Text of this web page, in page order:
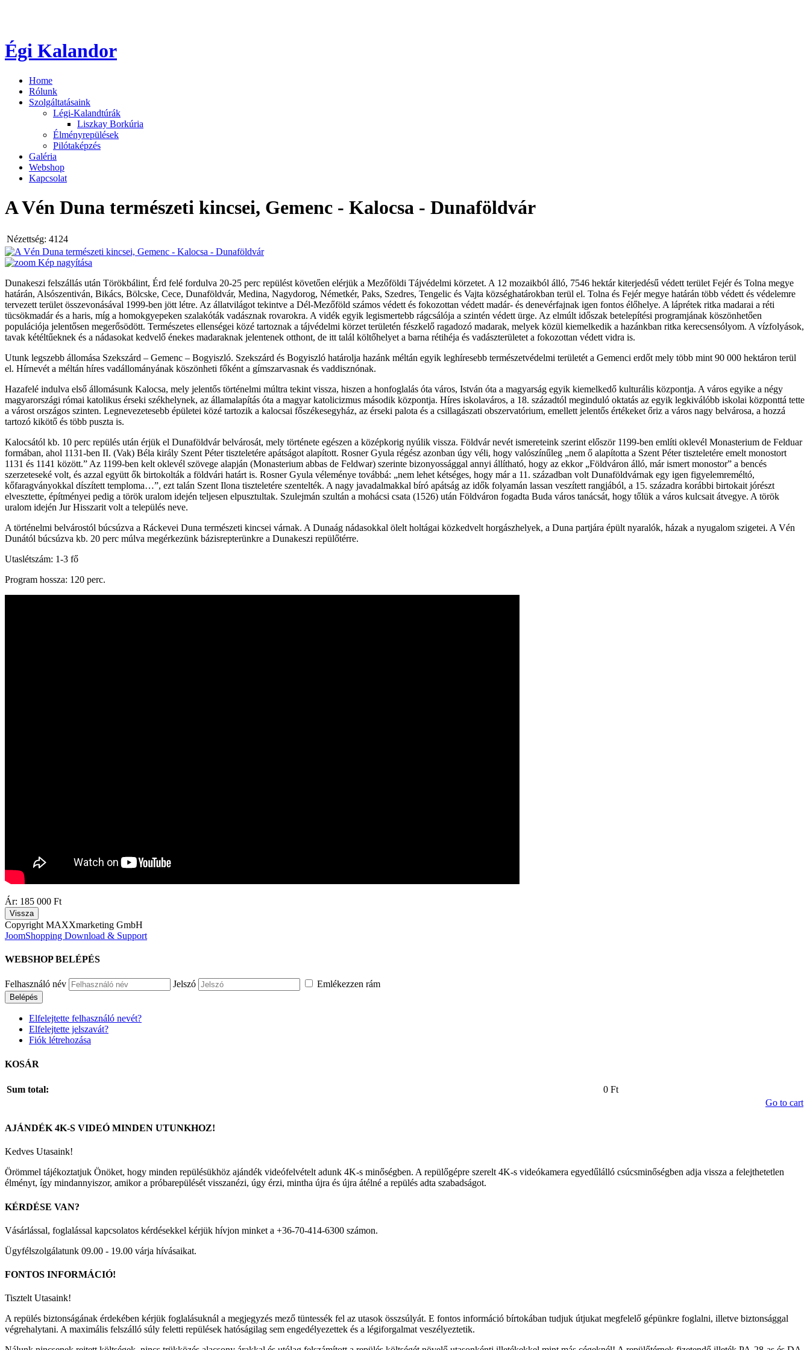
Égi Kalandor
Home
Rólunk
Szolgáltatásaink
Légi-Kalandtúrák
Liszkay Borkúria
Élményrepülések
Pilótaképzés
Galéria
Webshop
Kapcsolat
A Vén Duna természeti kincsei, Gemenc - Kalocsa - Dunaföldvár
Nézettség: 4124
Kép nagyítása
Dunakeszi felszállás után Törökbálint, Érd felé fordulva 20-25 perc repülést követően elérjük a Mezőföldi Tájvédelmi körzetet. A 12 mozaikból álló, 7546 hektár kiterjedésű védett terület Fejér és Tolna megye
határán, Alsószentiván, Bikács, Bölcske, Cece, Dunaföldvár, Medina, Nagydorog, Németkér, Paks, Szedres, Tengelic és Vajta községhatárokban terül el. Tolna és Fejér megye határán több védett és védelemre
tervezett terület összevonásával 1999-ben jött létre. Az állatvilágot tekintve a Dél-Mezőföld számos védett és fokozottan védett madár- és denevérfajnak igen fontos élőhelye. A láprétek ritka madarai a réti
tücsökmadár és a haris, míg a homokgyepeken szalakóták vadásznak rovarokra. A vidék egyik legismertebb rágcsálója a szintén védett ürge. Az elmúlt időszak betelepítési programjának köszönhetően
populációja jelentősen megerősödött. Természetes ellenségei közé tartoznak a tájvédelmi körzet területén fészkelő ragadozó madarak, melyek közül kiemelkedik a hazánkban ritka kerecsensólyom. A vízfolyások,
tavak kétéltűeknek és a nádasokat kedvelő énekes madaraknak jelentenek otthont, de itt talál költőhelyet a barna rétihéja és vadászterületet a fokozottan védett vidra is.
Utunk legszebb állomása Szekszárd – Gemenc – Bogyiszló. Szekszárd és Bogyiszló határolja hazánk méltán egyik leghíresebb természetvédelmi területét a Gemenci erdőt mely több mint 90 000 hektáron terül
el. Hírnevét a méltán híres vadállományának köszönheti főként a gímszarvasnak és vaddisznónak.
Hazafelé indulva első állomásunk Kalocsa, mely jelentős történelmi múltra tekint vissza, hiszen a honfoglalás óta város, István óta a magyarság egyik kiemelkedő kulturális központja. A város egyike a négy
magyarországi római katolikus érseki székhelynek, az államalapítás óta a magyar katolicizmus második központja. Híres iskolaváros, a 18. századtól meginduló oktatás az egyik legkiválóbb iskolai központtá tette
a várost országos szinten. Legnevezetesebb épületei közé tartozik a kalocsai főszékesegyház, az érseki palota és a csillagászati obszervatórium, emellett jelentős értékeket őriz a város nagy belvárosa, a hozzá
tartozó kikötő és több puszta is.
Kalocsától kb. 10 perc repülés után érjük el Dunaföldvár belvárosát, mely története egészen a középkorig nyúlik vissza. Földvár nevét ismereteink szerint először 1199-ben említi oklevél Monasterium de Felduar
formában, ahol 1131-ben II. (Vak) Béla király Szent Péter tiszteletére apátságot alapított. Rosner Gyula régész azonban úgy véli, hogy valószínűleg „nem ő alapította a Szent Péter tiszteletére emelt monostort
1131 és 1141 között.” Az 1199-ben kelt oklevél szövege alapján (Monasterium abbas de Feldwar) szerinte bizonyossággal annyi állítható, hogy az ekkor „Földváron álló, már ismert monostor” a bencés
szerzeteseké volt, és azzal együtt ők birtokolták a földvári határt is. Rosner Gyula véleménye továbbá: „nem lehet kétséges, hogy már a 11. században volt Dunaföldvárnak egy igen figyelemreméltó,
kőfaragványokkal díszített temploma…”, ezt talán Szent Ilona tiszteletére szentelték. A nagy javadalmakkal bíró apátság az idők folyamán lassan veszített rangjából, a 15. századra korábbi birtokait jórészt
elvesztette, építményei pedig a török uralom idején teljesen elpusztultak. Szulejmán szultán a mohácsi csata (1526) után Földváron fogadta Buda város tanácsát, hogy tőlük a város kulcsait átvegye. A török
uralom idején Jur Hisszarit volt a település neve.
A történelmi belvárostól búcsúzva a Ráckevei Duna természeti kincsei várnak. A Dunaág nádasokkal ölelt holtágai közkedvelt horgászhelyek, a Duna partjára épült nyaralók, házak a nyugalom szigetei. A Vén
Dunától búcsúzva kb. 20 perc múlva megérkezünk bázisrepterünkre a Dunakeszi repülőtérre.
Utaslétszám: 1-3 fő
Program hossza: 120 perc.
Ár: 185 000 Ft
Copyright MAXXmarketing GmbH
JoomShopping Download & Support
WEBSHOP BELÉPÉS
Felhasználó név Jelszó Emlékezzen rám
Belépés
Elfelejtette felhasználó nevét?
Elfelejtette jelszavát?
Fiók létrehozása
KOSÁR
Sum total:
0 Ft
Go to cart
AJÁNDÉK 4K-S VIDEÓ MINDEN UTUNKHOZ!
Kedves Utasaink!
Örömmel tájékoztatjuk Önöket, hogy minden repülésükhöz ajándék videófelvételt adunk 4K-s minőségben. A repülőgépre szerelt 4K-s videókamera egyedűlálló csúcsminőségben adja vissza a felejthetetlen
élményt, így mindannyiszor, amikor a próbarepülését visszanézi, úgy érzi, mintha újra és újra átélné a repülés adta szabadságot.
KÉRDÉSE VAN?
Vásárlással, foglalással kapcsolatos kérdésekkel kérjük hívjon minket a +36-70-414-6300 számon.
Ügyfélszolgálatunk 09.00 - 19.00 várja hívásaikat.
FONTOS INFORMÁCIÓ!
Tisztelt Utasaink!
A repülés biztonságának érdekében kérjük foglalásuknál a megjegyzés mező tüntessék fel az utasok összsúlyát. E fontos információ bírtokában tudjuk útjukat megfelelő gépünkre foglalni, illetve biztonsággal
végrehalytani. A maximális felszálló súly feletti repülések hatóságilag sem engedélyezettek és a légiforgalmat veszélyeztetik.